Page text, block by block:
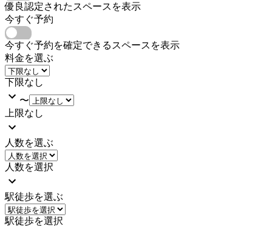
優良認定されたスペースを表示
今すぐ予約
今すぐ予約を確定できるスペースを表示
料金を選ぶ
下限なし
〜
上限なし
人数を選ぶ
人数を選択
駅徒歩を選ぶ
駅徒歩を選択